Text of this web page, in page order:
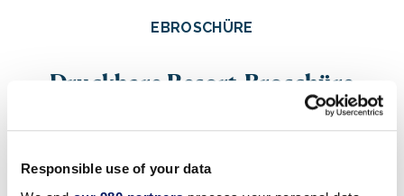
Responsible use of your data
EBROSCHÜRE
Druckbare Resort-Broschüre